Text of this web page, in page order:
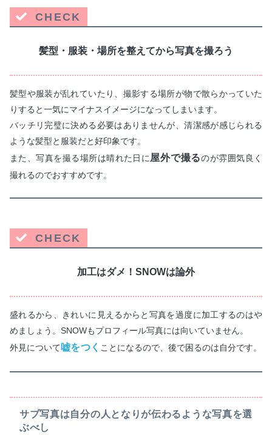
CHECK
髪型・服装・場所を整えてから写真を撮ろう
髪型や服装が乱れていたり、撮影する場所が物で散らかっていた
りすると一気にマイナスイメージになってしまいます。
バッチリ完璧に決める必要はありませんが、清潔感が感じられる
ような髪型と服装だと好印象です。
また、写真を撮る場所は晴れた日に屋外で撮るのが雰囲気良く
撮れるのでおすすめです。
CHECK
加工はダメ！SNOWは論外
盛れるから、きれいに見えるからと写真を過度に加工するのはや
めましょう。SNOWもプロフィール写真には向いていません。
外見について嘘をつく ことになるので、後で困るのは自分です。
サブ写真は自分の人となりが伝わるような写真を選
ぶべし